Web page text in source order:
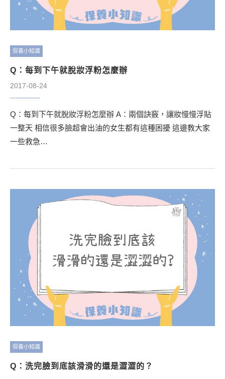
保養小知識
Q：每到下午就脫妝浮粉怎麼辦
2017-08-24
Q：每到下午就脫妝浮粉怎麼辦 A：兩個訣竅，讓妝慢慢浮貼
一整天 相信很多臉超會出油的女生都有這種困擾 這邊教大家
一些救急…
保養小知識
Q：洗完臉到底該滑滑的還是澀澀的？